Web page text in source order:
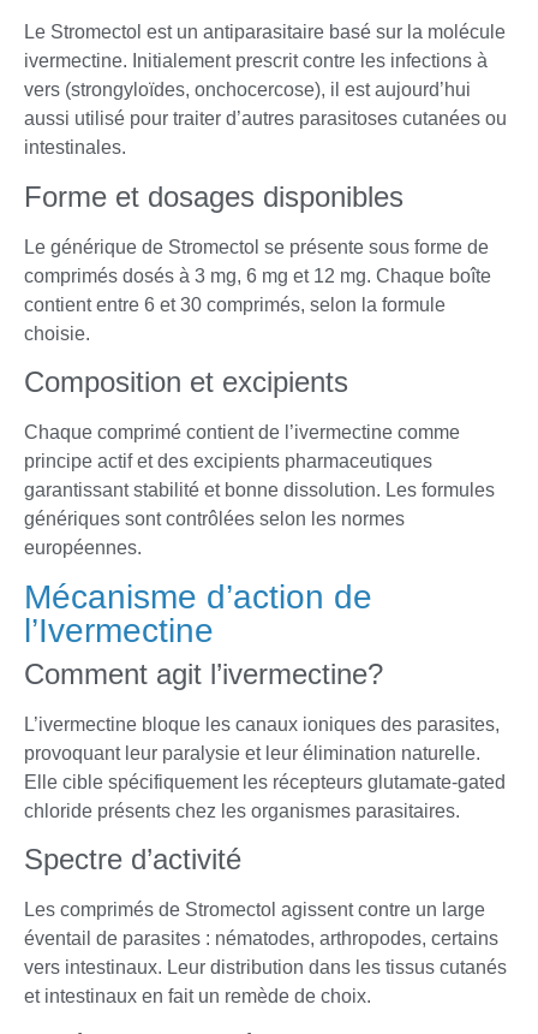
Le Stromectol est un antiparasitaire basé sur la molécule
ivermectine. Initialement prescrit contre les infections à
vers (strongyloïdes, onchocercose), il est aujourd’hui
aussi utilisé pour traiter d’autres parasitoses cutanées ou
intestinales.
Forme et dosages disponibles
Le générique de Stromectol se présente sous forme de
comprimés dosés à 3 mg, 6 mg et 12 mg. Chaque boîte
contient entre 6 et 30 comprimés, selon la formule
choisie.
Composition et excipients
Chaque comprimé contient de l’ivermectine comme
principe actif et des excipients pharmaceutiques
garantissant stabilité et bonne dissolution. Les formules
génériques sont contrôlées selon les normes
européennes.
Mécanisme d’action de
l’Ivermectine
Comment agit l’ivermectine?
L’ivermectine bloque les canaux ioniques des parasites,
provoquant leur paralysie et leur élimination naturelle.
Elle cible spécifiquement les récepteurs glutamate-gated
chloride présents chez les organismes parasitaires.
Spectre d’activité
Les comprimés de Stromectol agissent contre un large
éventail de parasites : nématodes, arthropodes, certains
vers intestinaux. Leur distribution dans les tissus cutanés
et intestinaux en fait un remède de choix.